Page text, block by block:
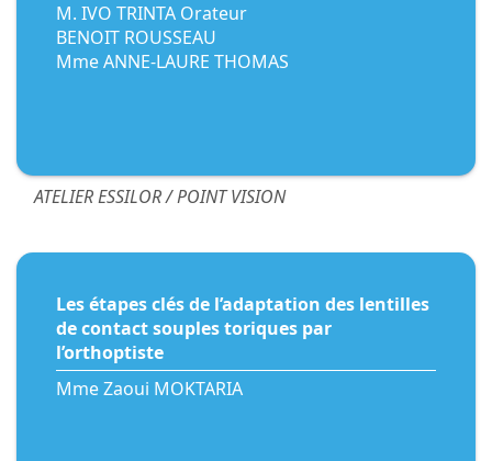
M. IVO TRINTA Orateur
BENOIT ROUSSEAU
Mme ANNE-LAURE THOMAS
ATELIER ESSILOR / POINT VISION
Les étapes clés de l’adaptation des lentilles
de contact souples toriques par
l’orthoptiste
Mme Zaoui MOKTARIA